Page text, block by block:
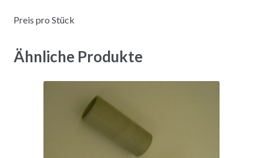
Preis pro Stück
Ähnliche Produkte